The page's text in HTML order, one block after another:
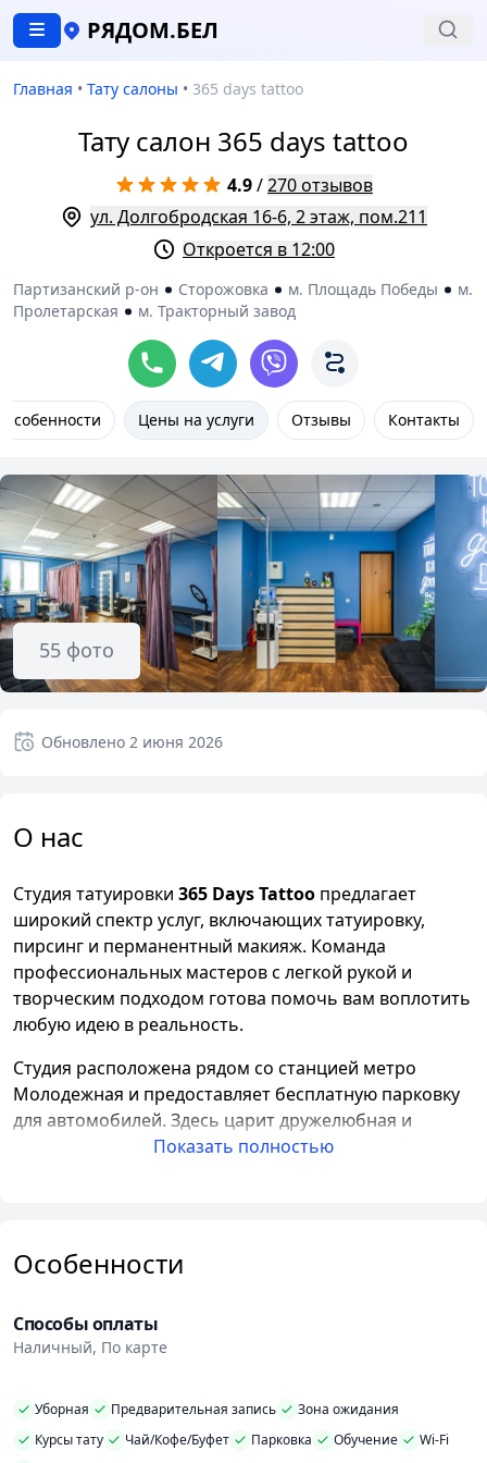
РЯДОМ.БЕЛ
Главная • Тату салоны • 365 days tattoo
Тату салон 365 days tattoo
4.9/270 отзывов
ул. Долгобродская 16-6, 2 этаж, пом.211
Откроется в 12:00
Партизанский р-он Сторожовка м. Площадь Победы
м.
Пролетарская
м. Тракторный завод
Особенности Цены на услуги Отзывы Контакты
55 фото
Обновлено 2 июня 2026
О нас
Студия татуировки 365 Days Tattoo предлагает
широкий спектр услуг, включающих татуировку,
пирсинг и перманентный макияж. Команда
профессиональных мастеров с легкой рукой и
творческим подходом готова помочь вам воплотить
любую идею в реальность.
Студия расположена рядом со станцией метро
Молодежная и предоставляет бесплатную парковку
для автомобилей. Здесь царит дружелюбная и
вдохновляющая атмосфера, создающая комфорт и
качественного оборудования, гарантируют
используются только одноразовые и
гипоаллергенные материалы от ведущих брендов,
Ink, Suprasorb F.
Мастера студии предлагают широкий выбор видов
Показать полностью
Особенности
Способы оплаты
Наличный, По карте
Уборная Предварительная запись
Зона ожидания
Курсы тату
Чай/Кофе/Буфет Парковка Обучение
Wi-Fi